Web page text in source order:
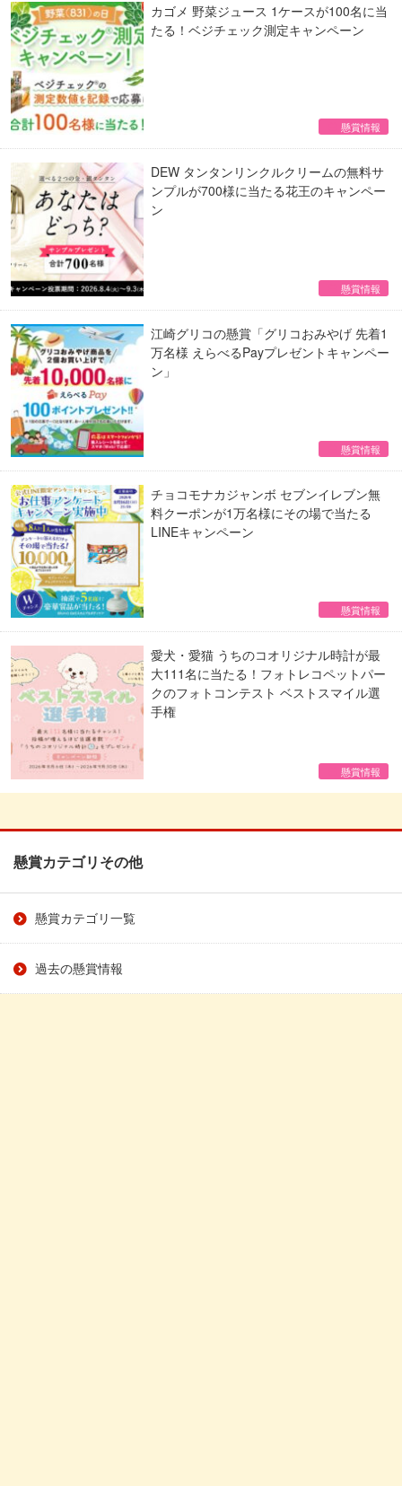
カゴメ 野菜ジュース 1ケースが100名に当
たる！ベジチェック測定キャンペーン
懸賞情報
DEW タンタンリンクルクリームの無料サ
ンプルが700様に当たる花王のキャンペー
ン
懸賞情報
江崎グリコの懸賞「グリコおみやげ 先着1
万名様 えらべるPayプレゼントキャンペー
ン」
懸賞情報
チョコモナカジャンボ セブンイレブン無
料クーポンが1万名様にその場で当たる
LINEキャンペーン
懸賞情報
愛犬・愛猫 うちのコオリジナル時計が最
大111名に当たる！フォトレコペットパー
クのフォトコンテスト ベストスマイル選
手権
懸賞情報
懸賞カテゴリその他
懸賞カテゴリ一覧
過去の懸賞情報